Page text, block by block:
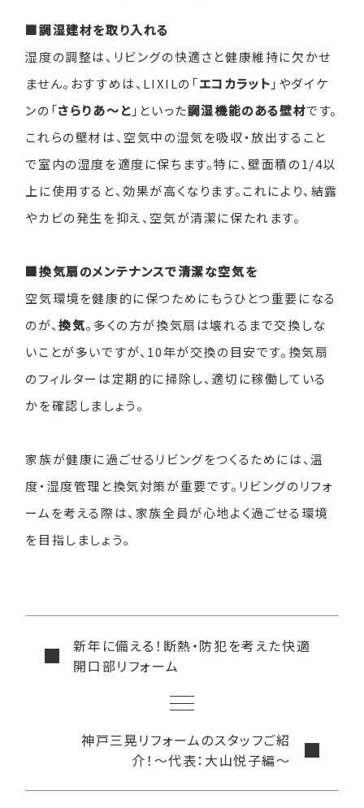
■調湿建材を取り入れる
湿度の調整は、リビングの快適さと健康維持に欠かせ
ません。おすすめは、 LIXILの「エコカラット 」やダイケ
ンの「さらりあ〜と 」といった調湿機能のある壁材です。
これらの壁材は、空気中の湿気を吸収・放出すること
で室内の湿度を適度に保ちます。特に、壁面積の1/4以
上に使用すると、効果が高くなります。これにより、結露
やカビの発生を抑え、空気が清潔に保たれます。
■換気扇のメンテナンスで清潔な空気を
空気環境を健康的に保つためにもうひとつ重要になる
のが、換気。多くの方が換気扇は壊れるまで交換しな
いことが多いですが、 10年が交換の目安です。換気扇
のフィルターは定期的に掃除し、適切に稼働している
かを確認しましょう。
家族が健康に過ごせるリビングをつくるためには、温
度・湿度管理と換気対策が重要です。リビングのリフォ
ームを考える際は、家族全員が心地よく過ごせる環境
を目指しましょう。
新年に備える！断熱・防犯を考えた快適
開口部リフォーム
神戸三晃リフォームのスタッフご紹
介！〜代表：大山悦子編〜